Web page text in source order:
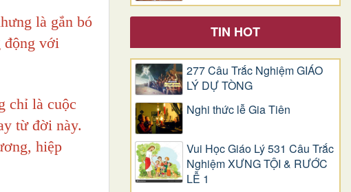
là gắn bó
động với
chỉ là cuộc
từ đời này.
hiệp
TIN HOT
277 Câu Trắc Nghiệm GIÁO
LÝ DỰ TÒNG
Nghi thức lễ Gia Tiên
Vui Học Giáo Lý 531 Câu Trắc
Nghiệm XƯNG TỘI & RƯỚC
LỄ 1